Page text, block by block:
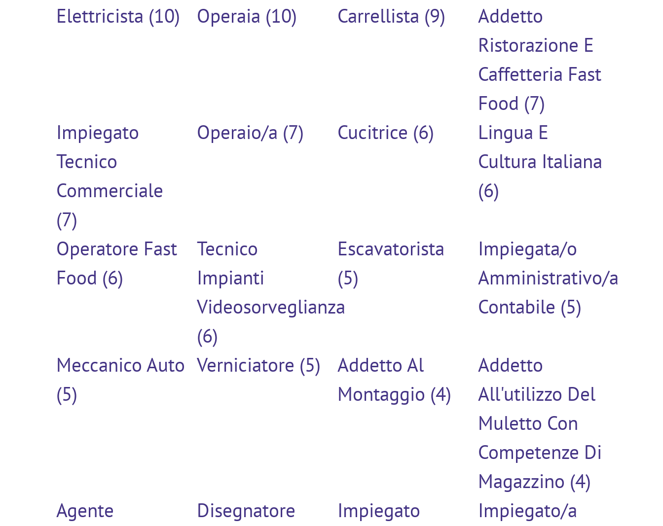
Elettricista (10) Operaia (10) Carrellista (9)
Addetto
Ristorazione E
Caffetteria Fast
Food (7)
Impiegato
Tecnico
Commerciale
(7)
Operaio/a (7) Cucitrice (6)
Lingua E
Cultura Italiana
(6)
Operatore Fast
Food (6)
Tecnico
Impianti
Videosorveglianza
(6)
Escavatorista
(5)
Impiegata/o
Amministrativo/a
Contabile (5)
Meccanico Auto
(5)
Verniciatore (5)
Addetto Al
Montaggio (4)
Addetto
All'utilizzo Del
Muletto Con
Competenze Di
Magazzino (4)
Agente
Disegnatore
Impiegato
Impiegato/a